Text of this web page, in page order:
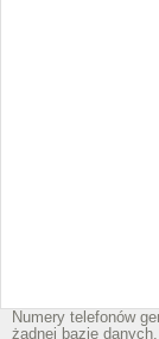
Numery telefonów
żadnej bazie